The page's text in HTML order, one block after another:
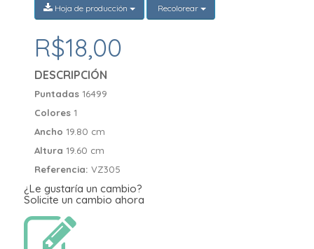
Hoja de producción Recolorear
R$18,00
DESCRIPCIÓN
Puntadas 16499
Colores 1
Ancho 19.80 cm
Altura 19.60 cm
Referencia: VZ305
¿Le gustaría un cambio?
Solicite un cambio ahora